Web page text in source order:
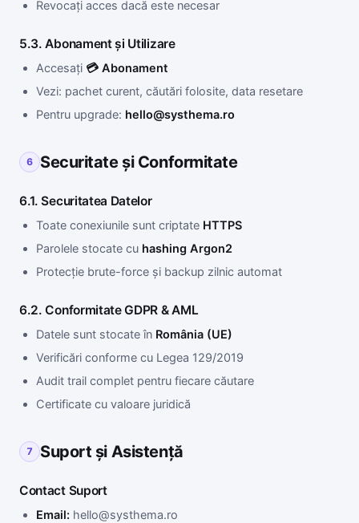
Revocați acces dacă este necesar
5.3. Abonament și Utilizare
Accesați 💳 Abonament
Vezi: pachet curent, căutări folosite, data resetare
Pentru upgrade: hello@systhema.ro
6 Securitate și Conformitate
6.1. Securitatea Datelor
Toate conexiunile sunt criptate HTTPS
Parolele stocate cu hashing Argon2
Protecție brute-force și backup zilnic automat
6.2. Conformitate GDPR & AML
Datele sunt stocate în România (UE)
Verificări conforme cu Legea 129/2019
Audit trail complet pentru fiecare căutare
Certificate cu valoare juridică
7 Suport și Asistență
Contact Suport
Email: hello@systhema.ro